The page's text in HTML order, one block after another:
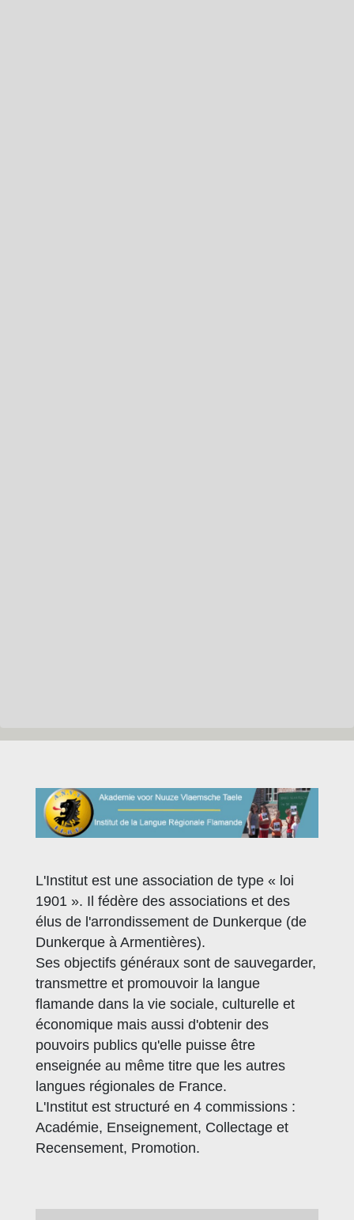
L'Institut est une association de type « loi
1901 ». Il fédère des associations et des
élus de l'arrondissement de Dunkerque (de
Dunkerque à Armentières).
Ses objectifs généraux sont de sauvegarder,
transmettre et promouvoir la langue
flamande dans la vie sociale, culturelle et
économique mais aussi d'obtenir des
pouvoirs publics qu'elle puisse être
enseignée au même titre que les autres
langues régionales de France.
L'Institut est structuré en 4 commissions :
Académie, Enseignement, Collectage et
Recensement, Promotion.